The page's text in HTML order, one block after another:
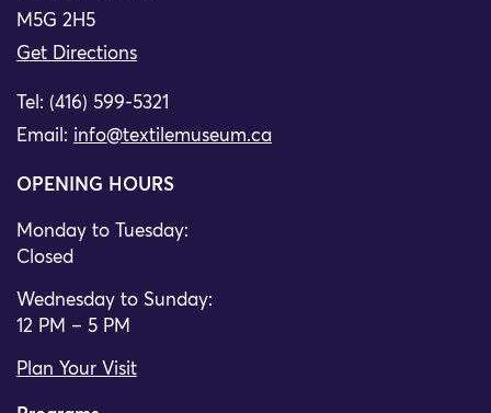
M5G 2H5
Get Directions
Tel: (416) 599-5321
Email: info@textilemuseum.ca
OPENING HOURS
Monday to Tuesday:
Closed
Wednesday to Sunday:
12 PM – 5 PM
Plan Your Visit